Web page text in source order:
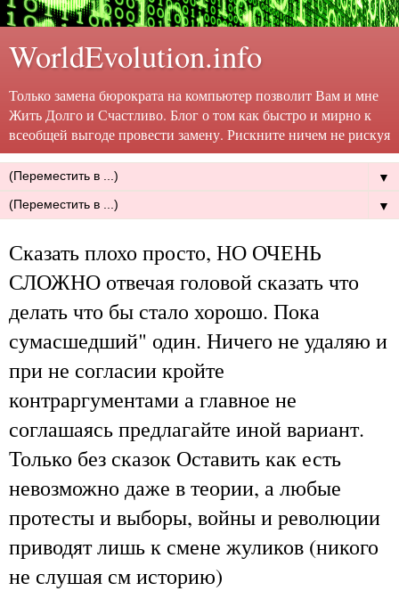
WorldEvolution.info
Только замена бюрократа на компьютер позволит Вам и мне
Жить Долго и Счастливо. Блог о том как быстро и мирно к
всеобщей выгоде провести замену. Рискните ничем не рискуя
▼
▼
Сказать плохо просто, НО ОЧЕНЬ
СЛОЖНО отвечая головой сказать что
делать что бы стало хорошо. Пока
сумасшедший" один. Ничего не удаляю и
при не согласии кройте
контраргументами а главное не
соглашаясь предлагайте иной вариант.
Только без сказок Оставить как есть
невозможно даже в теории, а любые
протесты и выборы, войны и революции
приводят лишь к смене жуликов (никого
не слушая см историю)